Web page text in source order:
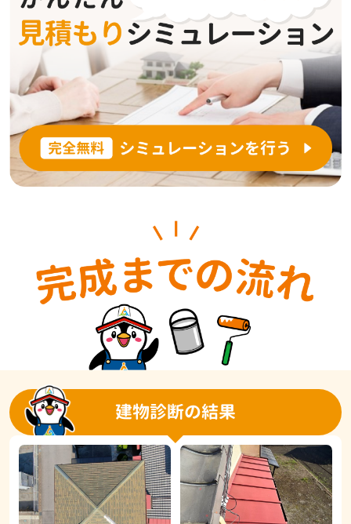
建物診断の結果